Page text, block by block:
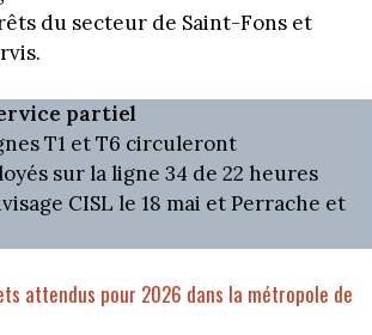
du secteur de Saint-Fons et
partiel
T1 et T6 circuleront
sur la ligne 34 de 22 heures
CISL le 18 mai et Perrache et
attendus pour 2026 dans la métropole de